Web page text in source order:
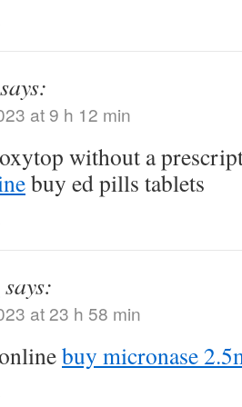
says:
at 9 h 12 min
without a
buy ed pills tablets
says:
at 23 h 58 min
buy micronase